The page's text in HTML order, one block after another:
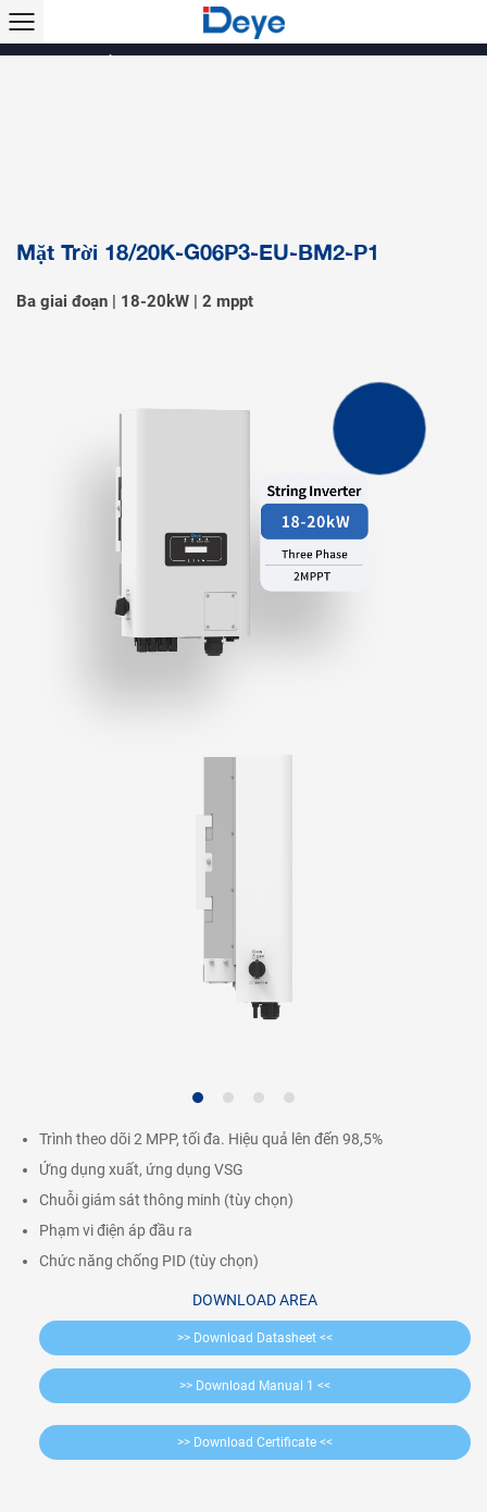
Mặt Trời 18/20K-G06P3-EU-BM2-P1
Ba giai đoạn | 18-20kW | 2 mppt
Trình theo dõi 2 MPP, tối đa. Hiệu quả lên đến 98,5%
Ứng dụng xuất, ứng dụng VSG
Chuỗi giám sát thông minh (tùy chọn)
Phạm vi điện áp đầu ra
Chức năng chống PID (tùy chọn)
DOWNLOAD AREA
>> Download Datasheet <<
>> Download Manual 1 <<
>> Download Certificate <<